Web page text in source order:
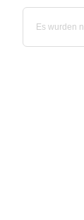
Es wurden